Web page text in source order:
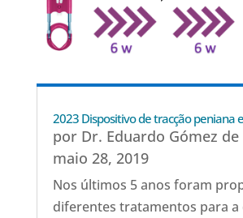
2023 Dispositivo de tracção peniana
por Dr. Eduardo Gómez de
maio 28, 2019
Nos últimos 5 anos foram
diferentes tratamentos para a